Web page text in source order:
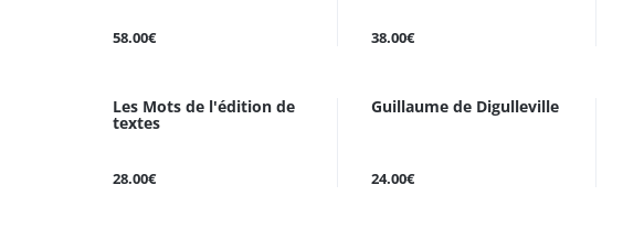
58.00€ 38.00€
Les Mots de l'édition de
textes
28.00€
Guillaume de Digulleville
24.00€